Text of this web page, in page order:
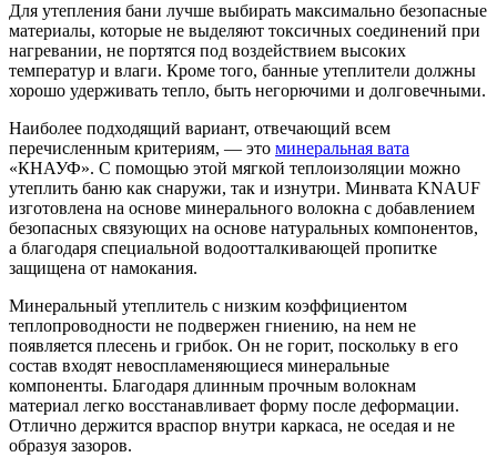
Для утепления бани лучше выбирать максимально безопасные
материалы, которые не выделяют токсичных соединений при
нагревании, не портятся под воздействием высоких
температур и влаги. Кроме того, банные утеплители должны
хорошо удерживать тепло, быть негорючими и долговечными.
Наиболее подходящий вариант, отвечающий всем
перечисленным критериям, — это минеральная вата
«КНАУФ». С помощью этой мягкой теплоизоляции можно
утеплить баню как снаружи, так и изнутри. Минвата KNAUF
изготовлена на основе минерального волокна с добавлением
безопасных связующих на основе натуральных компонентов,
а благодаря специальной водоотталкивающей пропитке
защищена от намокания.
Минеральный утеплитель с низким коэффициентом
теплопроводности не подвержен гниению, на нем не
появляется плесень и грибок. Он не горит, поскольку в его
состав входят невоспламеняющиеся минеральные
компоненты. Благодаря длинным прочным волокнам
материал легко восстанавливает форму после деформации.
Отлично держится враспор внутри каркаса, не оседая и не
образуя зазоров.